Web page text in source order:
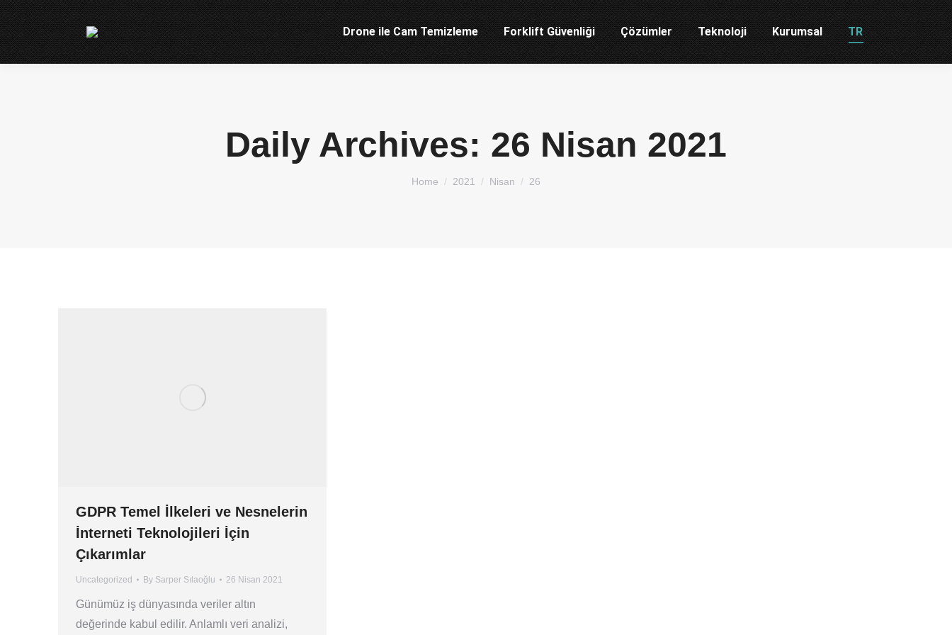
Drone ile Cam Temizleme Forklift Güvenliği Çözümler Teknoloji Kurumsal TR
Daily Archives: 26 Nisan 2021
You are here:
Home 2021 Nisan 26
GDPR Temel İlkeleri ve Nesnelerin
İnterneti Teknolojileri İçin
Çıkarımlar
Uncategorized By Sarper Sılaoğlu 26 Nisan 2021
Günümüz iş dünyasında veriler altın
değerinde kabul edilir. Anlamlı veri analizi,